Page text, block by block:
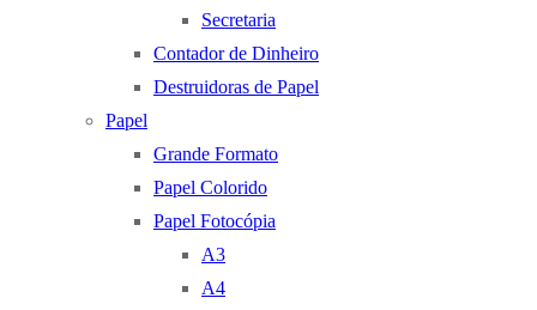
Secretaria
Contador de Dinheiro
Destruidoras de Papel
Papel
Grande Formato
Papel Colorido
Papel Fotocópia
A3
A4